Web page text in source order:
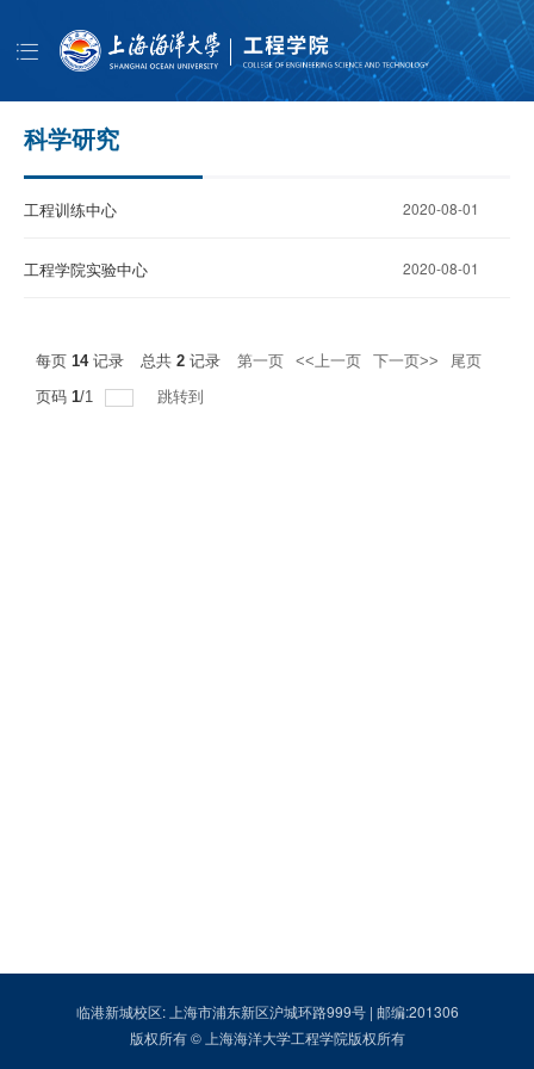
首页
人才培养
科学研究
公共服务
书记信箱
科学研究
工程训练中心 2020-08-01
工程学院实验中心 2020-08-01
每页 14记录 总共 2 记录 第一页 <<上一页 下一页>>
尾页
页码 1/1 跳转到
临港新城校区: 上海市浦东新区沪城环路999号 | 邮编:201306
版权所有 © 上海海洋大学工程学院版权所有